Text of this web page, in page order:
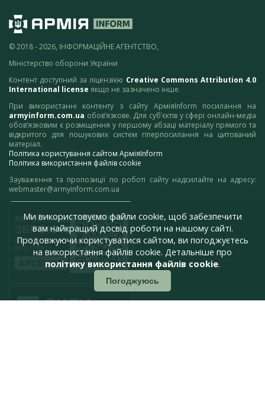
© 2018 - 2026, ІНФОРМАЦІЙНЕ АГЕНТСТВО,
Міністерство оборони України
Контент доступний за ліцензією Creative Commons Attribution 4.0
International license якщо не зазначено інше.
При використанні контенту з сайту АрміяInform посилання на
armyinform.com.ua обов’язкове. Для суб’єктів у сфері онлайн-медіа
обов’язковим є розміщення у першому абзаці матеріалу прямого та
відкритого для пошукових систем гіперпосилання на цитований
матеріал.
Політика користування сайтом АрміяInform
Політика використання файлів cookie
Зауваження та пропозиції по роботі сайту надсилайте на адресу:
webmaster@armyinform.com.ua
Ми використовуємо файли cookie, щоб забезпечити
вам найкращий досвід роботи на нашому сайті.
Продовжуючи користуватися сайтом, ви погоджуєтесь
на використання файлів cookie. Детальніше про
політику використання файлів cookie.
Погоджуюсь